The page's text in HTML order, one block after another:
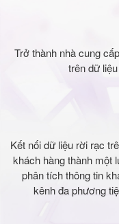
Trở thành nhà cung
trên dữ
Kết nối dữ liệu rời rạc
khách hàng thành một
phân tích thông tin
kênh đa phương